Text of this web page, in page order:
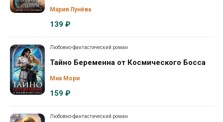
Мария Лунёва
139 ₽
Любовно-фантастический роман
Тайно Беременна от Космического Босса
Миа Мори
159 ₽
Любовно-фантастический роман